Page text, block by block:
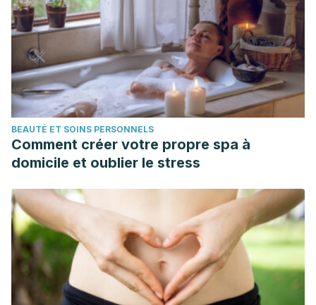
homocysteine concentrations in older adults: a dose-
response study,The American Journal of Clinical Nutrition
Volume 77, Issue 5, May 2003, Pages 1318–
1323,https://doi.org/10.1093/ajcn/77.5.1318
Ylönen, K., Saloranta, C., Kronberg-Kippilä, C., Groop, L.,
Aro, A., & Virtanen, S. M. (2003). Associations of dietary
fiber with glucose metabolism in nondiabetic relatives of
subjects with type 2 diabetes: The Botnia Dietary Study.
Buscemi S, Corleo D, Di Pace F, Petroni ML, Satriano A,
Marchesini G. The Effect of Lutein on Eye and Extra-Eye
Health.Nutrients
. 2018;10(9):1321. Published 2018 Sep 18.
doi:10.3390/nu10091321
Evans JA, Johnson EJ. The role of phytonutrients in skin
health. Nutrients
. 2010;2(8):903–928.
BEAUTÉ ET SOINS PERSONNELS
Comment créer votre propre spa à
domicile et oublier le stress